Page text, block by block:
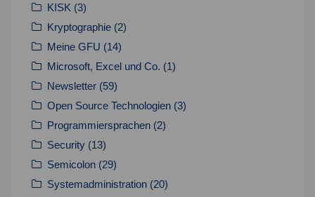
KISK (3)
Kryptographie (2)
Meine GFU (14)
Microsoft, Excel und Co. (1)
Newsletter (59)
Open Source Technologien (3)
Programmiersprachen (2)
Security (13)
Semicolon (29)
Systemadministration (20)